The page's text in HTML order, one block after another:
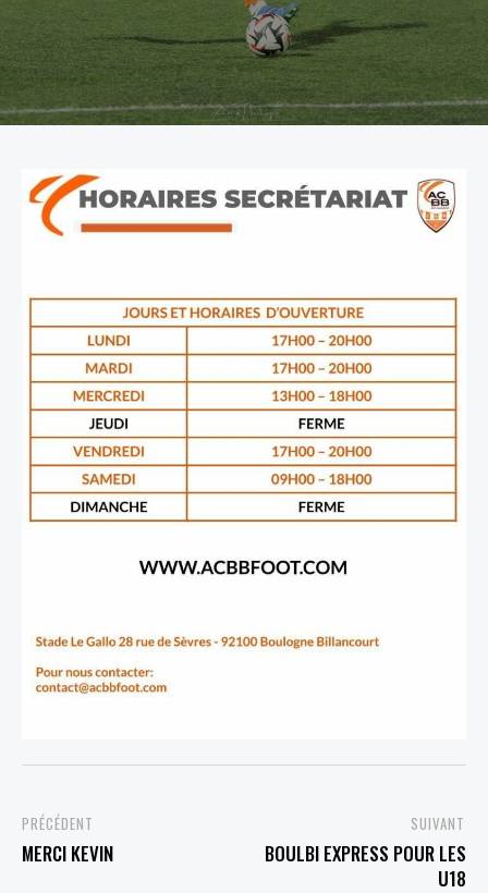
PREVIOUS
MERCI KEVIN
NEXT
BOULBI EXPRESS POUR LES
U18